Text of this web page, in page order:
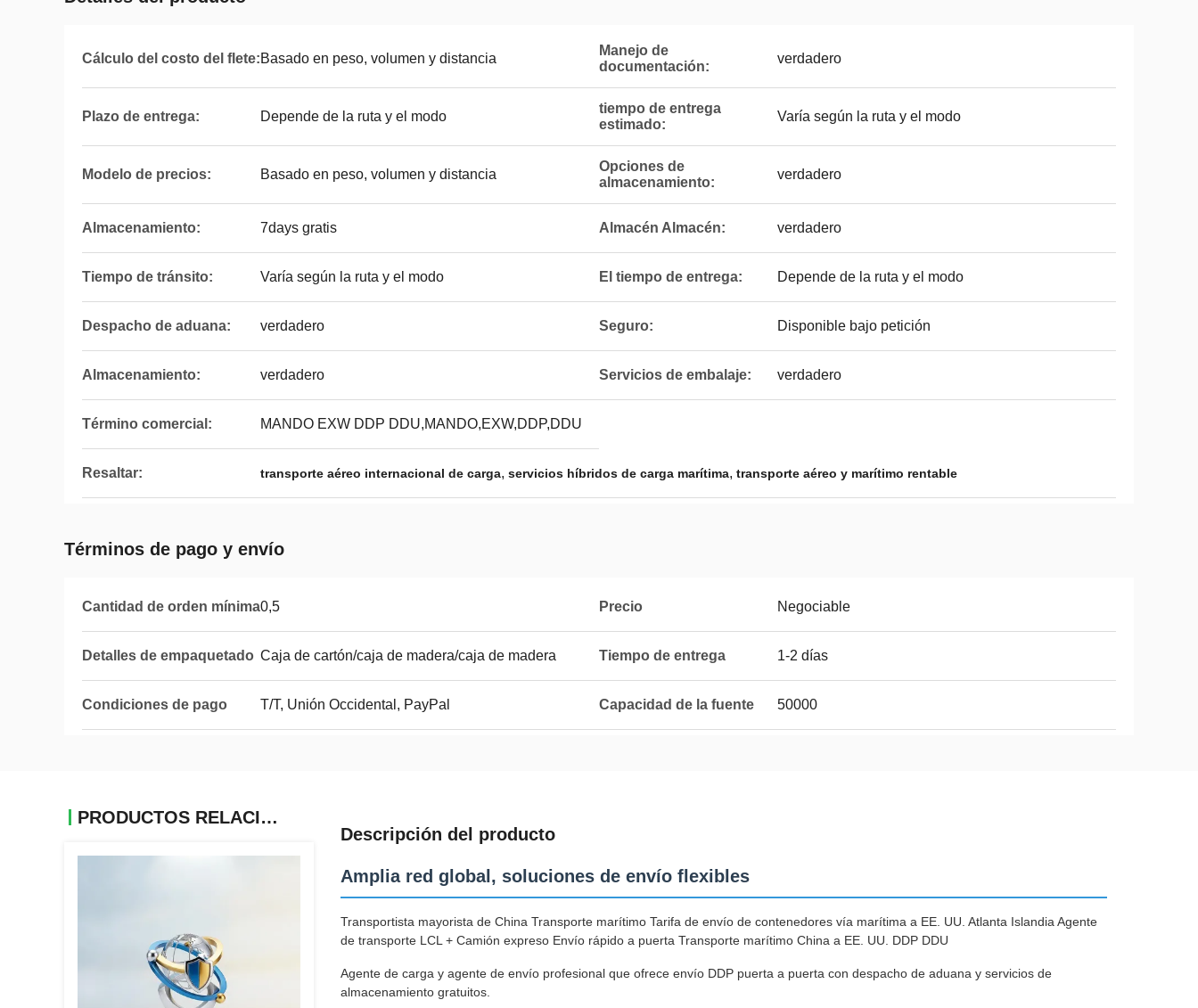
Cálculo del costo del flete:Basado en peso, volumen y distancia
Manejo de
documentación:
verdadero
Plazo de entrega: Depende de la ruta y el modo
tiempo de entrega
estimado:
Varía según la ruta y el modo
Modelo de precios: Basado en peso, volumen y distancia
Opciones de
almacenamiento:
verdadero
Almacenamiento: 7days gratis Almacén Almacén: verdadero
Tiempo de tránsito: Varía según la ruta y el modo El tiempo de entrega: Depende de la ruta y el modo
Despacho de aduana: verdadero Seguro: Disponible bajo petición
Almacenamiento: verdadero Servicios de embalaje: verdadero
Término comercial: MANDO EXW DDP DDU,MANDO,EXW,DDP,DDU
Resaltar: transporte aéreo internacional de carga, servicios híbridos de carga marítima, transporte aéreo y marítimo rentable
Términos de pago y envío
Cantidad de orden mínima0,5 Precio Negociable
Detalles de empaquetado Caja de cartón/caja de madera/caja de madera Tiempo de entrega 1-2 días
Condiciones de pago T/T, Unión Occidental, PayPal Capacidad de la fuente 50000
PRODUCTOS RELACIONADOS
Descripción del producto
Amplia red global, soluciones de envío flexibles
Transportista mayorista de China Transporte marítimo Tarifa de envío de contenedores vía marítima a EE. UU. Atlanta Islandia Agente
de transporte LCL + Camión expreso Envío rápido a puerta Transporte marítimo China a EE. UU. DDP DDU
Agente de carga y agente de envío profesional que ofrece envío DDP puerta a puerta con despacho de aduana y servicios de
almacenamiento gratuitos.